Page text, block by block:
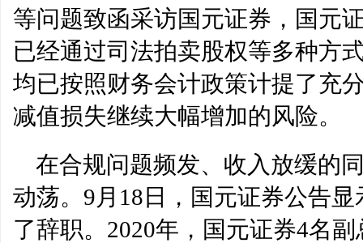
等问题致函采访国元证券，国元
已经通过司法拍卖股权等多种方
均已按照财务会计政策计提了充
减值损失继续大幅增加的风险。
在合规问题频发、收入放缓的
动荡。9月18日，国元证券公告
了辞职。2020年，国元证券4名